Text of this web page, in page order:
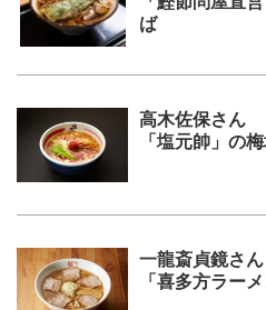
ば
高木佐保さん
「塩元帥」の
一龍斎貞鏡さん
「喜多方ラー